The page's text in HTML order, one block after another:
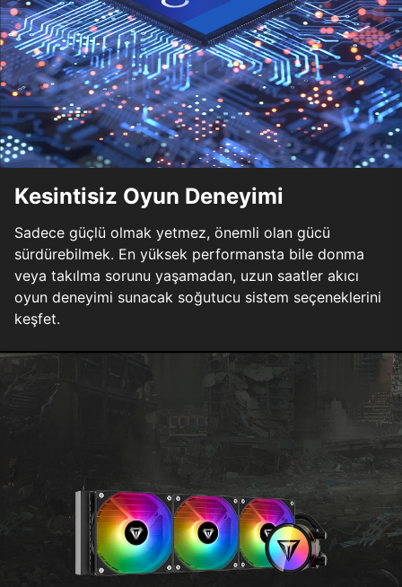
Kesintisiz Oyun Deneyimi
Sadece güçlü olmak yetmez, önemli olan gücü
sürdürebilmek. En yüksek performansta bile donma
veya takılma sorunu yaşamadan, uzun saatler akıcı
oyun deneyimi sunacak soğutucu sistem seçeneklerini
keşfet.